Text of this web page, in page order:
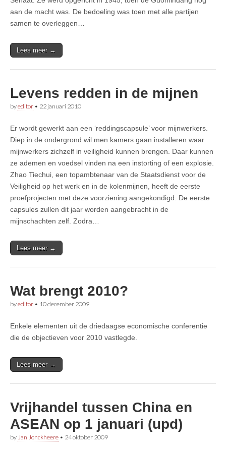
aan de macht was. De bedoeling was toen met alle partijen
samen te overleggen…
Lees meer →
Levens redden in de mijnen
byeditor • 22 januari 2010
Er wordt gewerkt aan een ‘reddingscapsule’ voor mijnwerkers.
Diep in de ondergrond wil men kamers gaan installeren waar
mijnwerkers zichzelf in veiligheid kunnen brengen. Daar kunnen
ze ademen en voedsel vinden na een instorting of een explosie.
Zhao Tiechui, een topambtenaar van de Staatsdienst voor de
Veiligheid op het werk en in de kolenmijnen, heeft de eerste
proefprojecten met deze voorziening aangekondigd. De eerste
capsules zullen dit jaar worden aangebracht in de
mijnschachten zelf. Zodra…
Lees meer →
Wat brengt 2010?
byeditor • 10 december 2009
Enkele elementen uit de driedaagse economische conferentie
die de objectieven voor 2010 vastlegde.
Lees meer →
Vrijhandel tussen China en
ASEAN op 1 januari (upd)
by Jan Jonckheere • 24 oktober 2009